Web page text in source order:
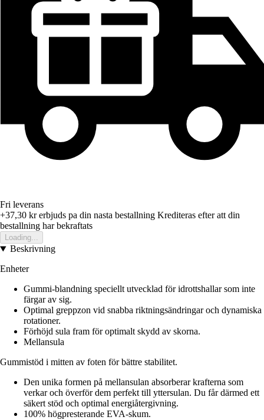
Fri leverans
+37,30 krerbjuds pa din nasta bestallning Krediteras efter att din
bestallning har bekraftats
Loading...
Beskrivning
Enheter
Gummi-blandning speciellt utvecklad för idrottshallar som inte
färgar av sig.
Optimal greppzon vid snabba riktningsändringar och dynamiska
rotationer.
Förhöjd sula fram för optimalt skydd av skorna.
Mellansula
Gummistöd i mitten av foten för bättre stabilitet.
Den unika formen på mellansulan absorberar krafterna som
verkar och överför dem perfekt till yttersulan. Du får därmed ett
säkert stöd och optimal energiåtergivning.
100% högpresterande EVA-skum.